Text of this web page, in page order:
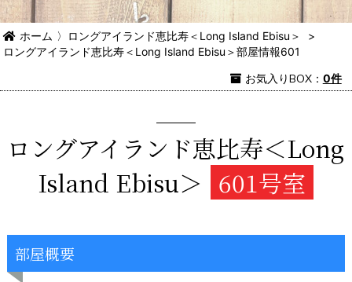
ホーム 〉 ロングアイランド恵比寿＜Long Island Ebisu＞
>
ロングアイランド恵比寿＜Long Island Ebisu＞部屋情報601
お気入りBOX： 0件
ロングアイランド恵比寿＜Long
Island Ebisu＞ 601号室
部屋概要